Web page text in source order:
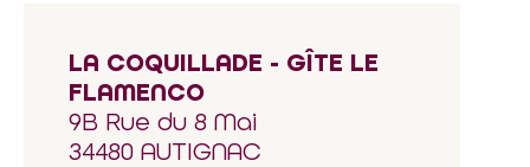
LA COQUILLADE - GÎTE LE
FLAMENCO
9B Rue du 8 Mai
34480 AUTIGNAC